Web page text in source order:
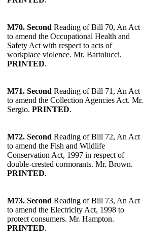
M70. Second Reading of Bill 70, An Act
to amend the Occupational Health and
Safety Act with respect to acts of
workplace violence. Mr. Bartolucci.
PRINTED.
M71. Second Reading of Bill 71, An Act
to amend the Collection Agencies Act. Mr.
Sergio. PRINTED.
M72. Second Reading of Bill 72, An Act
to amend the Fish and Wildlife
Conservation Act, 1997 in respect of
double-crested cormorants. Mr. Brown.
PRINTED.
M73. Second Reading of Bill 73, An Act
to amend the Electricity Act, 1998 to
protect consumers. Mr. Hampton.
PRINTED.